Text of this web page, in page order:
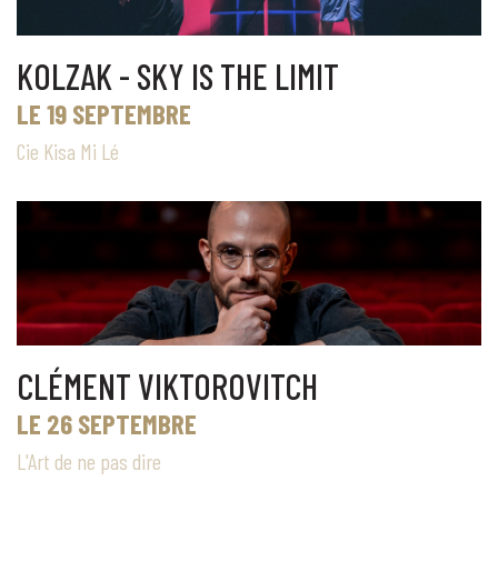
KOLZAK - SKY IS THE LIMIT
LE 19 SEPTEMBRE
Cie Kisa Mi Lé
CLÉMENT VIKTOROVITCH
LE 26 SEPTEMBRE
L'Art de ne pas dire